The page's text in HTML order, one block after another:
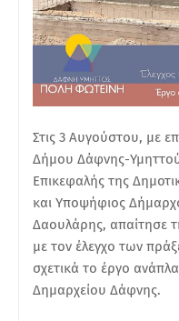
Στις 3 Αυγούστου, με
Δήμου Δάφνης-
Επικεφαλής της
και Υποψήφιος
Δαουλάρης, απαίτησε
με τον έλεγχο των
σχετικά το έργο
Δημαρχείου Δάφνης.